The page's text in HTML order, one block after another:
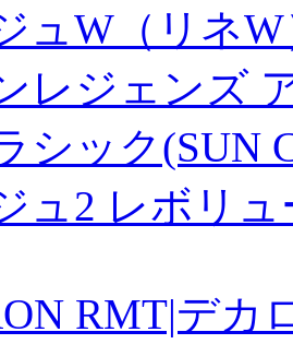
ュW（リネ
レジェンズ
シック(SUN
ュ2 レボリ
RMT|デカ